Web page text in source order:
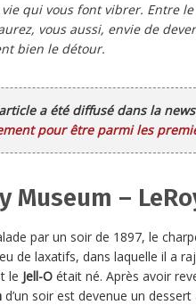
qui vous font vibrer. Entre
vous aussi, envie de
bien le détour.
a été diffusé dans la
pour être parmi les
Museum –
par un soir de 1897, le
de laxatifs, dans laquelle il a
le Jell-O était né. Après avoir
d’un soir est devenue un